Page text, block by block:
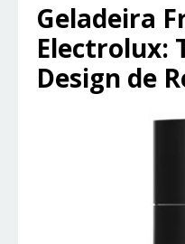
Geladeira
Electrolux:
Design de